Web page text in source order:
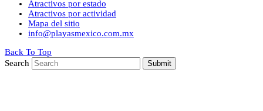
Atractivos por estado
Atractivos por actividad
Mapa del sitio
info@playasmexico.com.mx
Back To Top
Search
Submit